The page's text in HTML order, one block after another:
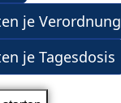
je Verordnung
je Tagesdosis